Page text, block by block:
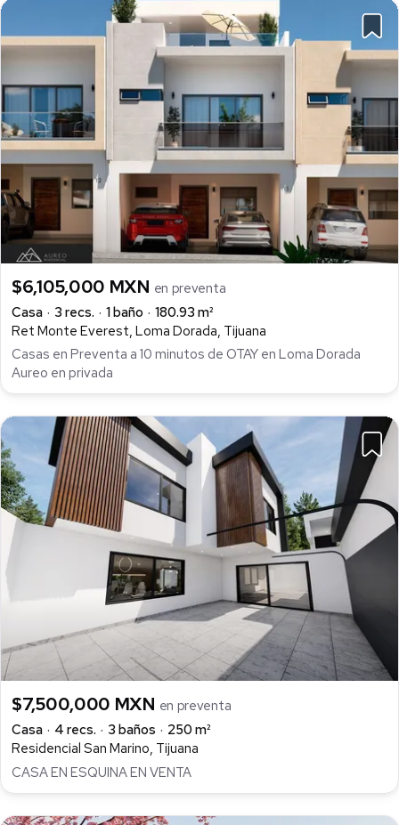
$6,105,000 MXN en preventa
Casa
3 recs. 1 baño
180.93 m²
Ret Monte Everest, Loma Dorada, Tijuana
Casas en Preventa a 10 minutos de OTAY en Loma Dorada
Aureo en privada
$7,500,000 MXN en preventa
Casa
4 recs. 3 baños
250 m²
Residencial San Marino, Tijuana
CASA EN ESQUINA EN VENTA